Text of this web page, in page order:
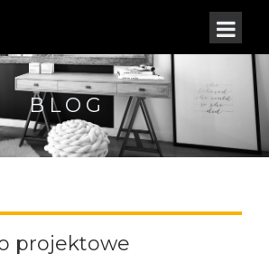
BLOG
projektowe